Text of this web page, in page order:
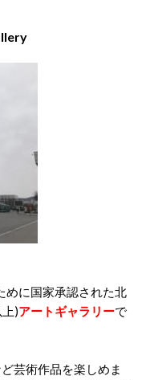
めに国家承認された北
)アートギャラリーで
芸術作品を楽しめま